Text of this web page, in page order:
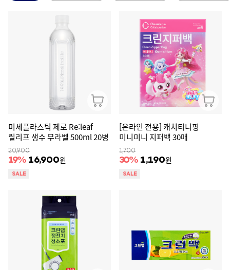
미세플라스틱 제로 Re:leaf
릴리프 생수 무라벨 500ml 20병
20,900
19% 16,900원
[온라인 전용] 캐치티니핑
미니미니 지퍼백 30매
1,700
30% 1,190원